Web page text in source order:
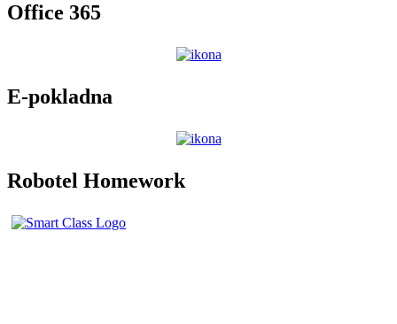
Office 365
E-pokladna
Robotel Homework